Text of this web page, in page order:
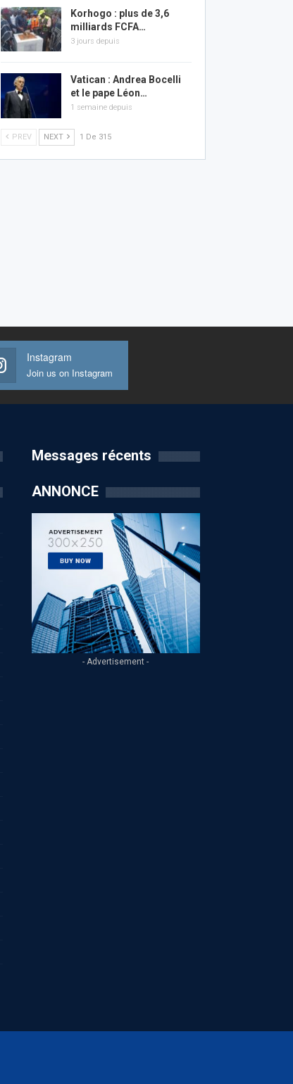
Korhogo : plus de 3,6
milliards FCFA…
3 jours depuis
Vatican : Andrea Bocelli
et le pape Léon…
1 semaine depuis
PREV NEXT 1 De 315
Instagram
Join us on Instagram
Messages récents
ANNONCE
- Advertisement -